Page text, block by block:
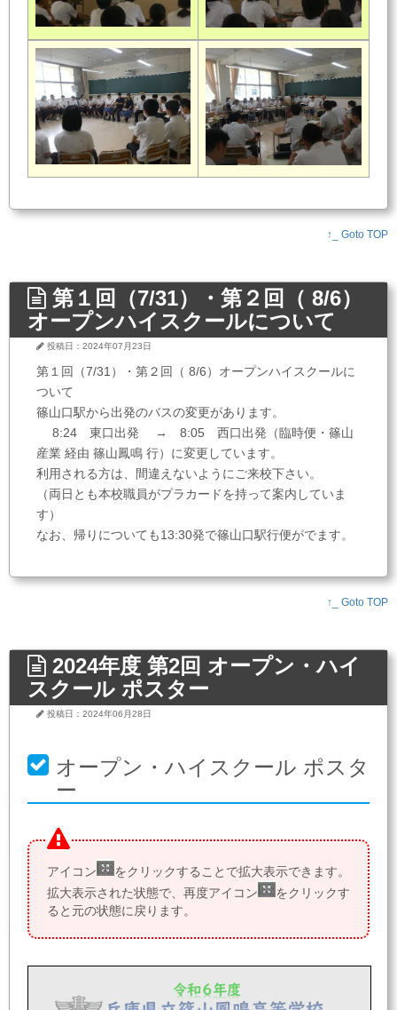
↑_ Goto TOP
第１回（7/31）・第２回（ 8/6）
オープンハイスクールについて
投稿日：2024年07月23日
第１回（7/31）・第２回（ 8/6）オープンハイスクールに
ついて
篠山口駅から出発のバスの変更があります。
8:24 東口出発 → 8:05 西口出発（臨時便・篠山
産業 経由 篠山鳳鳴 行）に変更しています。
利用される方は、間違えないようにご来校下さい。
（両日とも本校職員がプラカードを持って案内していま
す）
なお、帰りについても13:30発で篠山口駅行便がでます。
↑_ Goto TOP
2024年度 第2回 オープン・ハイ
スクール ポスター
投稿日：2024年06月28日
オープン・ハイスクール ポスタ
ー
アイコン
をクリックすることで拡大表示できます。
拡大表示された状態で、再度アイコン
をクリックす
ると元の状態に戻ります。
令和６年度